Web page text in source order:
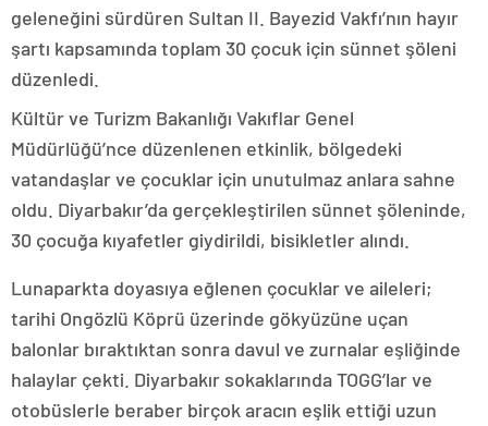
geleneğini sürdüren Sultan II. Bayezid Vakfı’nın hayır
şartı kapsamında toplam 30 çocuk için sünnet şöleni
düzenledi.
Kültür ve Turizm Bakanlığı Vakıflar Genel
Müdürlüğü’nce düzenlenen etkinlik, bölgedeki
vatandaşlar ve çocuklar için unutulmaz anlara sahne
oldu. Diyarbakır’da gerçekleştirilen sünnet şöleninde,
30 çocuğa kıyafetler giydirildi, bisikletler alındı.
Lunaparkta doyasıya eğlenen çocuklar ve aileleri;
tarihi Ongözlü Köprü üzerinde gökyüzüne uçan
balonlar bıraktıktan sonra davul ve zurnalar eşliğinde
halaylar çekti. Diyarbakır sokaklarında TOGG’lar ve
otobüslerle beraber birçok aracın eşlik ettiği uzun